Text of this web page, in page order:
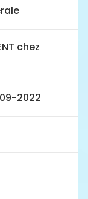
chez
2022